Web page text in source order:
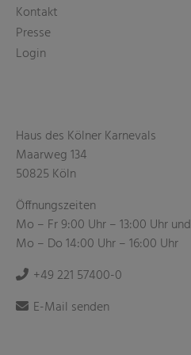
Kontakt
Presse
Login
Haus des Kölner Karnevals
Maarweg 134
50825 Köln
Öffnungszeiten
Mo – Fr 9:00 Uhr – 13:00 Uhr und
Mo – Do 14:00 Uhr – 16:00 Uhr
+49 221 57400-0
E-Mail senden